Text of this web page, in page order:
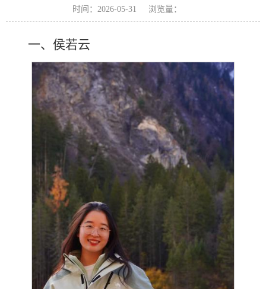
时间：2026-05-31 浏览量：
一、侯若云